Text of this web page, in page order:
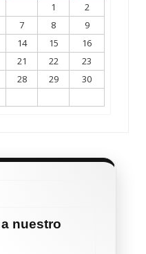
1
2
7 8
9
14 15
16
21 22
23
28 29
30
a nuestro